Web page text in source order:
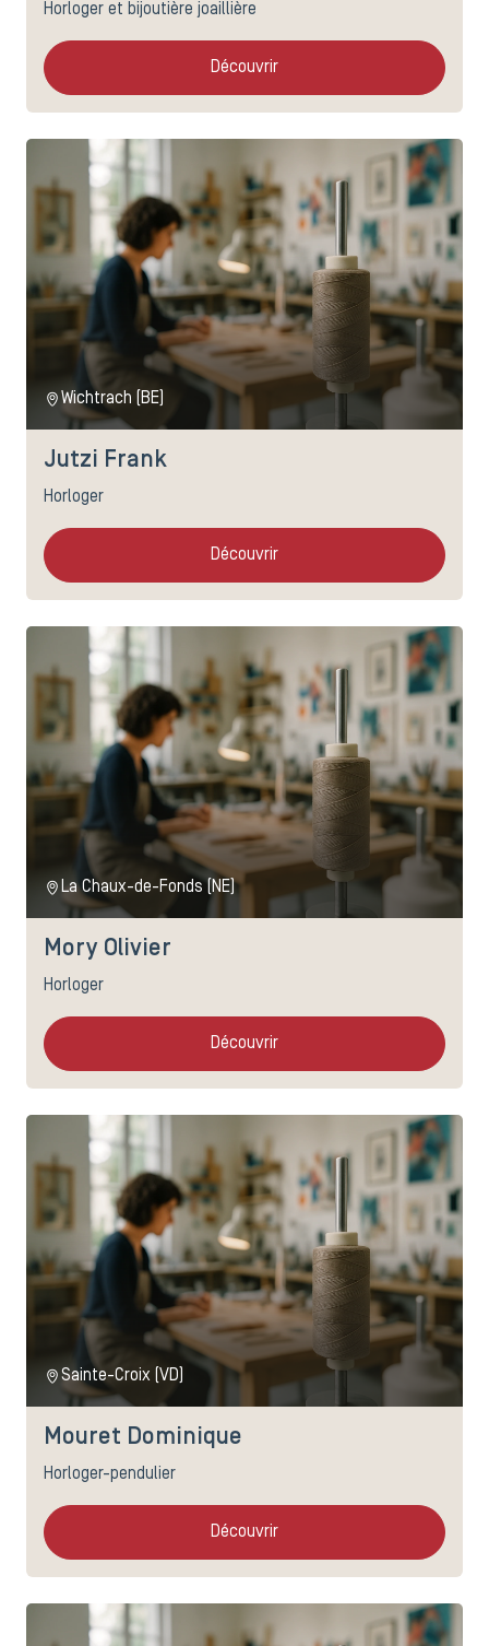
Horloger et bijoutière joaillière
Découvrir
Wichtrach (BE)
Jutzi Frank
Horloger
Découvrir
La Chaux-de-Fonds (NE)
Mory Olivier
Horloger
Découvrir
Sainte-Croix (VD)
Mouret Dominique
Horloger-pendulier
Découvrir